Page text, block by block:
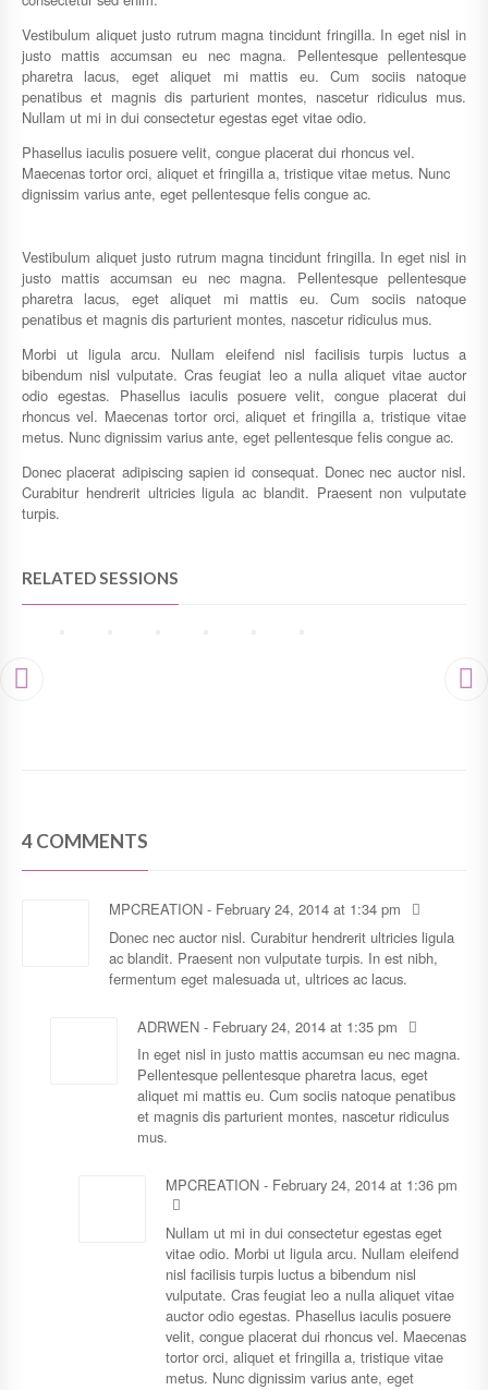
Vestibulum aliquet justo rutrum magna tincidunt fringilla. In eget nisl in
justo mattis accumsan eu nec magna. Pellentesque pellentesque
pharetra lacus, eget aliquet mi mattis eu. Cum sociis natoque
penatibus et magnis dis parturient montes, nascetur ridiculus mus.
Nullam ut mi in dui consectetur egestas eget vitae odio.
Phasellus iaculis posuere velit, congue placerat dui rhoncus vel.
Maecenas tortor orci, aliquet et fringilla a, tristique vitae metus. Nunc
dignissim varius ante, eget pellentesque felis congue ac.
Vestibulum aliquet justo rutrum magna tincidunt fringilla. In eget nisl in
justo mattis accumsan eu nec magna. Pellentesque pellentesque
pharetra lacus, eget aliquet mi mattis eu. Cum sociis natoque
penatibus et magnis dis parturient montes, nascetur ridiculus mus.
Morbi ut ligula arcu. Nullam eleifend nisl facilisis turpis luctus a
bibendum nisl vulputate. Cras feugiat leo a nulla aliquet vitae auctor
odio egestas. Phasellus iaculis posuere velit, congue placerat dui
rhoncus vel. Maecenas tortor orci, aliquet et fringilla a, tristique vitae
metus. Nunc dignissim varius ante, eget pellentesque felis congue ac.
Donec placerat adipiscing sapien id consequat. Donec nec auctor nisl.
Curabitur hendrerit ultricies ligula ac blandit. Praesent non vulputate
turpis.
RELATED SESSIONS
4 COMMENTS
MPCREATION - February 24, 2014 at 1:34 pm
Donec nec auctor nisl. Curabitur hendrerit ultricies ligula
ac blandit. Praesent non vulputate turpis. In est nibh,
fermentum eget malesuada ut, ultrices ac lacus.
ADRWEN - February 24, 2014 at 1:35 pm
In eget nisl in justo mattis accumsan eu nec magna.
Pellentesque pellentesque pharetra lacus, eget
aliquet mi mattis eu. Cum sociis natoque penatibus
et magnis dis parturient montes, nascetur ridiculus
mus.
MPCREATION - February 24, 2014 at 1:36 pm
Nullam ut mi in dui consectetur egestas eget
vitae odio. Morbi ut ligula arcu. Nullam eleifend
nisl facilisis turpis luctus a bibendum nisl
vulputate. Cras feugiat leo a nulla aliquet vitae
auctor odio egestas. Phasellus iaculis posuere
velit, congue placerat dui rhoncus vel. Maecenas
tortor orci, aliquet et fringilla a, tristique vitae
metus. Nunc dignissim varius ante, eget